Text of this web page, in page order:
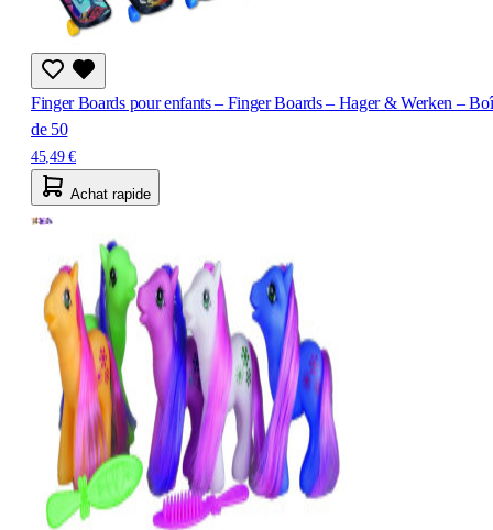
Finger Boards pour enfants – Finger Boards – Hager & Werken –
de 50
45,49 €
Achat rapide